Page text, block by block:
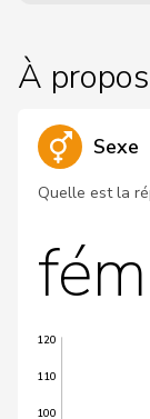
À
Sexe
Quelle est la
100
110
120